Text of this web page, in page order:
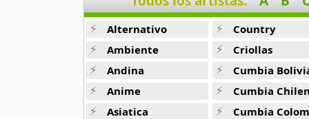
9 músicas online
Warren Dean Flandez
13 músicas online
Warren Zevon
13 músicas online
Alternativo
Ambiente
Andina
Anime
Asiatica
Country
Criollas
Cumbia
Cumbia
Cumbia